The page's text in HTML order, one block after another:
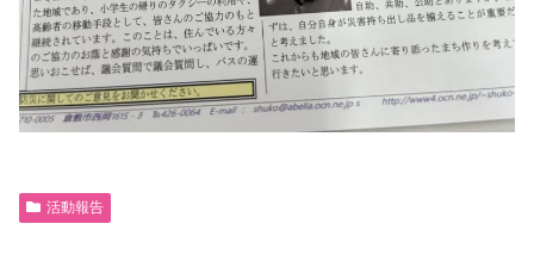
活動報告